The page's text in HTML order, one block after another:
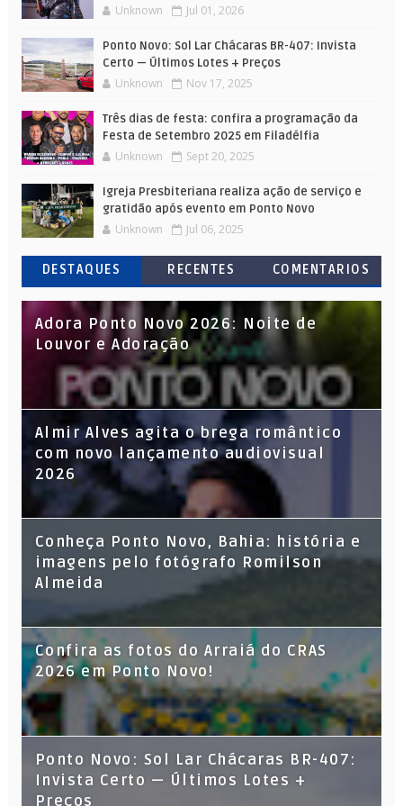
Unknown Jul 01, 2026
Ponto Novo: Sol Lar Chácaras BR-407: Invista
Certo — Últimos Lotes + Preços
Unknown Nov 17, 2025
Três dias de festa: confira a programação da
Festa de Setembro 2025 em Filadélfia
Unknown Sept 20, 2025
Igreja Presbiteriana realiza ação de serviço e
gratidão após evento em Ponto Novo
Unknown Jul 06, 2025
DESTAQUES RECENTES COMENTARIOS
Adora Ponto Novo 2026: Noite de
Louvor e Adoração
Almir Alves agita o brega romântico
com novo lançamento audiovisual
2026
Conheça Ponto Novo, Bahia: história e
imagens pelo fotógrafo Romilson
Almeida
Confira as fotos do Arraiá do CRAS
2026 em Ponto Novo!
Ponto Novo: Sol Lar Chácaras BR-407:
Invista Certo — Últimos Lotes +
Preços